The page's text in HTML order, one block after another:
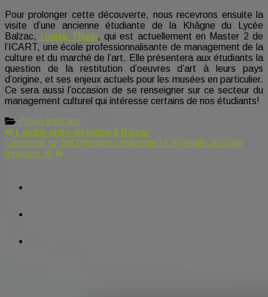
perspective
Pour prolonger cette découverte, nous recevrons ensuite la
visite d’une ancienne étudiante de la Khâgne du Lycée
Balzac,
Louise Thurin, qui est actuellement en Master 2 de
l’ICART, une école professionnalisante de management de la
culture et du marché de l’art. Elle présentera aux étudiants la
question de la restitution d’oeuvres d’art à leurs pays
d’origine, et ses enjeux actuels pour les musées en particulier.
Ce sera aussi l’occasion de se renseigner sur ce secteur du
management culturel qui intéresse certains de nos étudiants!
Prépa littéraire
Navigation
de
L’arabe entre en prépa à Balzac
Comment se fait l’histoire médiévale? L’exemple du pape
Innocent III